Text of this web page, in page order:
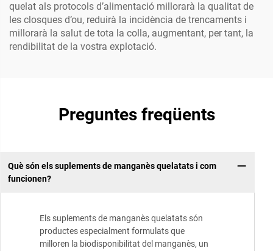
quelat als protocols d’alimentació millorarà la qualitat de
les closques d’ou, reduirà la incidència de trencaments i
millorarà la salut de tota la colla, augmentant, per tant, la
rendibilitat de la vostra explotació.
Preguntes freqüents
Què són els suplements de manganès quelatats i com
funcionen?
Els suplements de manganès quelatats són
productes especialment formulats que
milloren la biodisponibilitat del manganès, un